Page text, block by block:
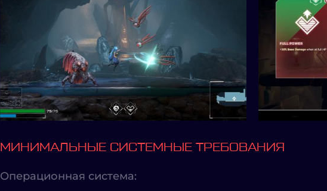
МИНИМАЛЬНЫЕ СИСТЕМНЫЕ ТРЕБОВАНИЯ
Операционная система: